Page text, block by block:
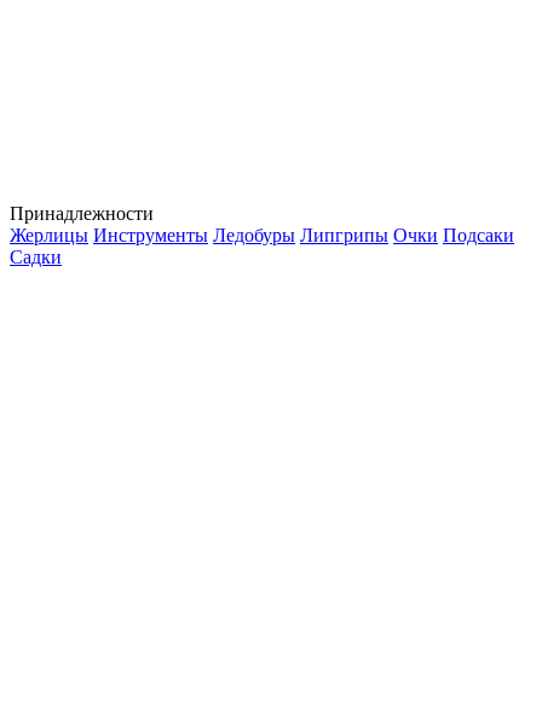
Принадлежности
Жерлицы Инструменты Ледобуры Липгрипы Очки Подсаки
Садки